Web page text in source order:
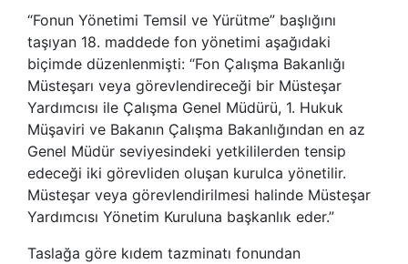
“Fonun Yönetimi Temsil ve Yürütme” başlığını
taşıyan 18. maddede fon yönetimi aşağıdaki
biçimde düzenlenmişti: “Fon Çalışma Bakanlığı
Müsteşarı veya görevlendireceği bir Müsteşar
Yardımcısı ile Çalışma Genel Müdürü, 1. Hukuk
Müşaviri ve Bakanın Çalışma Bakanlığından en az
Genel Müdür seviyesindeki yetkililerden tensip
edeceği iki görevliden oluşan kurulca yönetilir.
Müsteşar veya görevlendirilmesi halinde Müsteşar
Yardımcısı Yönetim Kuruluna başkanlık eder.”
Taslağa göre kıdem tazminatı fonundan